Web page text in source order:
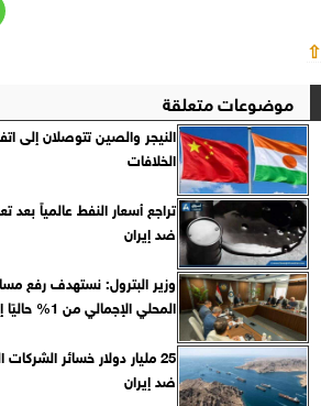
⇧
موضوعات متعلقة
النيجر والصين تتوصلان إلى
الخلافات
تراجع أسعار النفط عالمياً
ضد إيران
وزير البترول: نستهدف رفع
المحلي الإجمالي من 1% حاليًا إلى ما بين 5 و6%
25 مليار دولار خسائر
ضد إيران